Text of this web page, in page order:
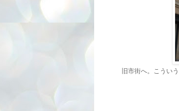
旧市街へ。こうい